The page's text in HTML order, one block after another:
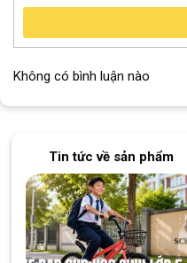
Không có bình luận nào
Tin tức về sản phẩm